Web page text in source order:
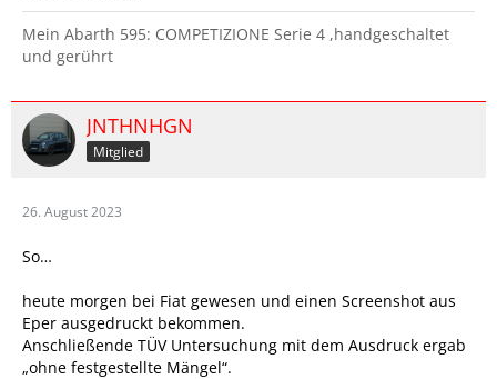
Mein Abarth 595: COMPETIZIONE Serie 4 ,handgeschaltet
und gerührt
JNTHNHGN
Mitglied
26. August 2023
So…
heute morgen bei Fiat gewesen und einen Screenshot aus
Eper ausgedruckt bekommen.
Anschließende TÜV Untersuchung mit dem Ausdruck ergab
„ohne festgestellte Mängel“.